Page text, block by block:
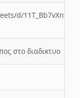
d/
στο διαδικτυο